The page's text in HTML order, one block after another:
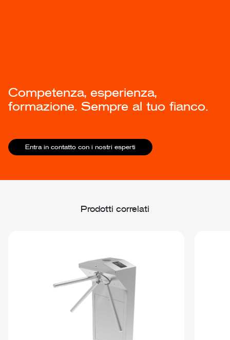
Competenza, esperienza,
formazione. Sempre al tuo fianco.
Entra in contatto con i nostri esperti
Prodotti correlati